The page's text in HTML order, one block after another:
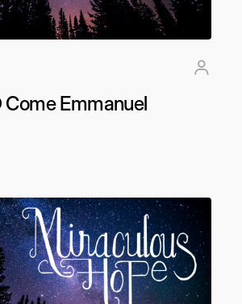
Come Emmanuel